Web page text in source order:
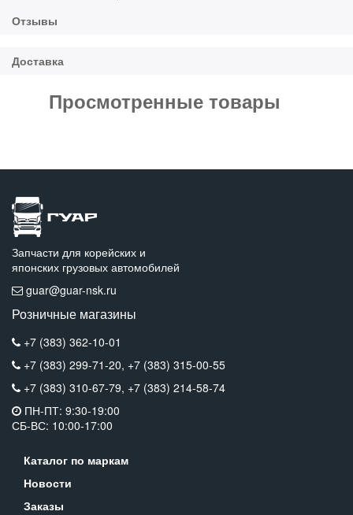
Просмотренные товары
Запчасти для корейских и
японских грузовых автомобилей
guar@guar-nsk.ru
Розничные магазины
+7 (383) 362-10-01
+7 (383) 299-71-20, +7 (383) 315-00-55
+7 (383) 310-67-79, +7 (383) 214-58-74
ПН-ПТ: 9:30-19:00
СБ-ВС: 10:00-17:00
Каталог по маркам
Новости
Заказы